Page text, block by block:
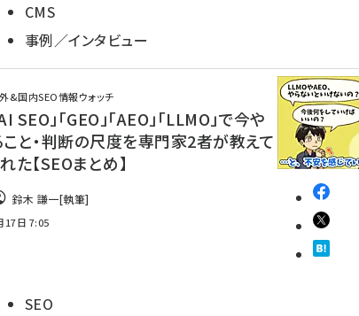
CMS
事例／インタビュー
&国内SEO情報ウォッチ
SEO」「GEO」「AEO」「LLMO」で今や
こと・判断の尺度を専門家2者が教えて
た【SEOまとめ】
鈴木 謙一[執筆]
17日 7:05
SEO